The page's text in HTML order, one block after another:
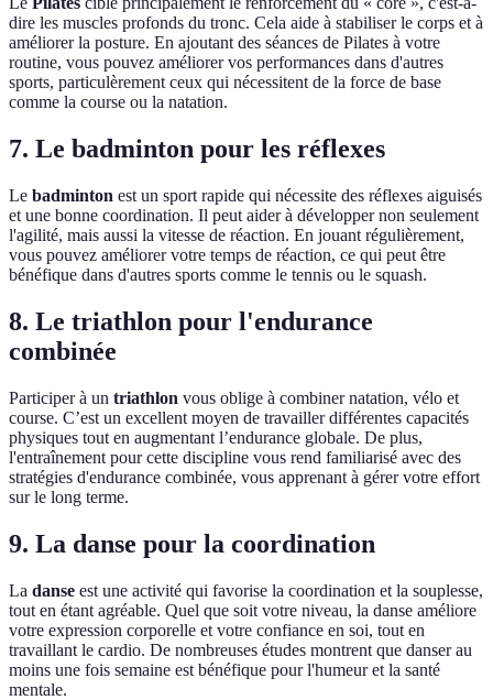
dire les muscles profonds du tronc. Cela aide à stabiliser le corps et à
améliorer la posture. En ajoutant des séances de Pilates à votre
routine, vous pouvez améliorer vos performances dans d'autres
sports, particulèrement ceux qui nécessitent de la force de base
comme la course ou la natation.
7. Le badminton pour les réflexes
Le badminton est un sport rapide qui nécessite des réflexes aiguisés
et une bonne coordination. Il peut aider à développer non seulement
l'agilité, mais aussi la vitesse de réaction. En jouant régulièrement,
vous pouvez améliorer votre temps de réaction, ce qui peut être
bénéfique dans d'autres sports comme le tennis ou le squash.
8. Le triathlon pour l'endurance
combinée
Participer à un triathlon vous oblige à combiner natation, vélo et
course. C’est un excellent moyen de travailler différentes capacités
physiques tout en augmentant l’endurance globale. De plus,
l'entraînement pour cette discipline vous rend familiarisé avec des
stratégies d'endurance combinée, vous apprenant à gérer votre effort
sur le long terme.
9. La danse pour la coordination
La danse est une activité qui favorise la coordination et la souplesse,
tout en étant agréable. Quel que soit votre niveau, la danse améliore
votre expression corporelle et votre confiance en soi, tout en
travaillant le cardio. De nombreuses études montrent que danser au
moins une fois semaine est bénéfique pour l'humeur et la santé
mentale.